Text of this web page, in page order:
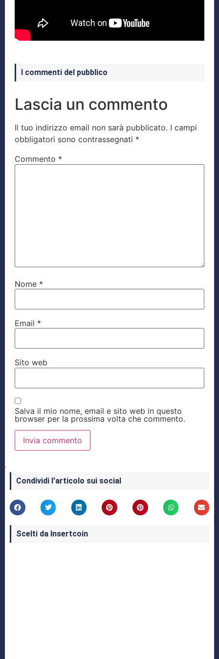
I commenti del pubblico
Lascia un commento
Il tuo indirizzo email non sarà pubblicato. I campi
obbligatori sono contrassegnati *
Commento *
Nome *
Email *
Sito web
Salva il mio nome, email e sito web in questo
browser per la prossima volta che commento.
Condividi l'articolo sui social
Scelti da Insertcoin